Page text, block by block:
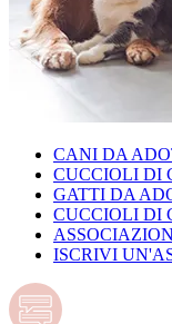
CANI DA
CUCCIOLI DI
GATTI DA
CUCCIOLI DI
ISCRIVI